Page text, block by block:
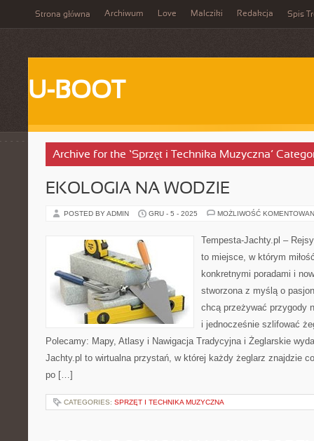
Strona główna Archiwum Love Malcziki Redakcja Spis
U-BOOT
Archive for the ‘Sprzęt i Technika Muzyczna’
EKOLOGIA NA WODZIE
POSTED BY ADMIN GRU - 5 - 2025 MOŻLIWOŚĆ
Tempesta-Jachty.pl –
to miejsce, w którym
konkretnymi poradami i
stworzona z myślą o
chcą przeżywać przygody
i jednocześnie szlifować
Polecamy: Mapy, Atlasy i Nawigacja Tradycyjna i Żeglarskie
Jachty.pl to wirtualna przystań, w której każdy żeglarz znajdzie
po […]
CATEGORIES: SPRZĘT I TECHNIKA MUZYCZNA